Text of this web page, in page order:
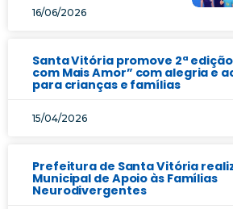
16/06/2026
Santa Vitória promove 2ª
com Mais Amor” com alegria e
para crianças e famílias
15/04/2026
Prefeitura de Santa Vitória
Municipal de Apoio às Famílias
Neurodivergentes